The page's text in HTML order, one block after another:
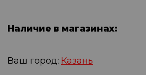
Наличие в магазинах:
Ваш город: